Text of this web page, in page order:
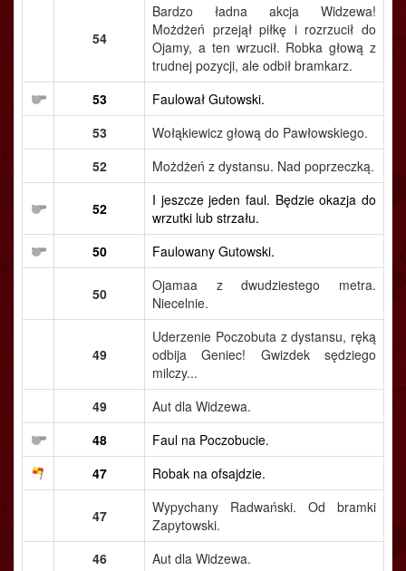
54
Bardzo ładna akcja Widzewa!
Możdżeń przejął piłkę i rozrzucił do
Ojamy, a ten wrzucił. Robka głową z
trudnej pozycji, ale odbił bramkarz.
53
Faulował Gutowski.
53
Wołąkiewicz głową do Pawłowskiego.
52
Możdżeń z dystansu. Nad poprzeczką.
52
I jeszcze jeden faul. Będzie okazja do
wrzutki lub strzału.
50
Faulowany Gutowski.
50
Ojamaa z dwudziestego metra.
Niecelnie.
49
Uderzenie Poczobuta z dystansu, ręką
odbija Geniec! Gwizdek sędziego
milczy...
49
Aut dla Widzewa.
48
Faul na Poczobucie.
47
Robak na ofsajdzie.
47
Wypychany Radwański. Od bramki
Zapytowski.
46
Aut dla Widzewa.